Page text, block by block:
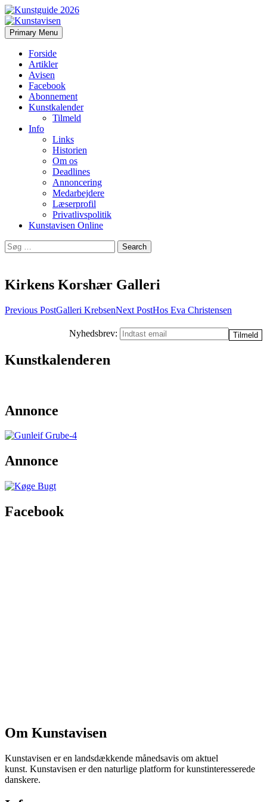
Kunstavisen
Search
Primary Menu Skip
to
Forside
Artikler
Avisen
Facebook
Abonnement
Kunstkalender
Tilmeld
Info
Links
Historien
Om os
Deadlines
Annoncering
Medarbejdere
Læserprofil
Privatlivspolitik
Kunstavisen Online
Search
for:
Kirkens Korshær Galleri
Post
Previous PostGalleri KrebsenNext PostHos Eva Christensen
Nyhedsbrev:
Kunstkalenderen
Annonce
Annonce
Facebook
Om Kunstavisen
Kunstavisen er en landsdækkende månedsavis om aktuel
kunst. Kunstavisen er den naturlige platform for kunstinteresserede
danskere.